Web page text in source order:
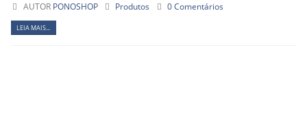
AUTOR PONOSHOP Produtos 0 Comentários
LEIA MAIS...